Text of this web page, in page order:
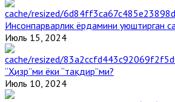
Инсонпарварлик ёрдамини уюштирган
Июль 15, 2024
“Ҳизр”ми ёки “тақдир”ми?
Июль 10, 2024